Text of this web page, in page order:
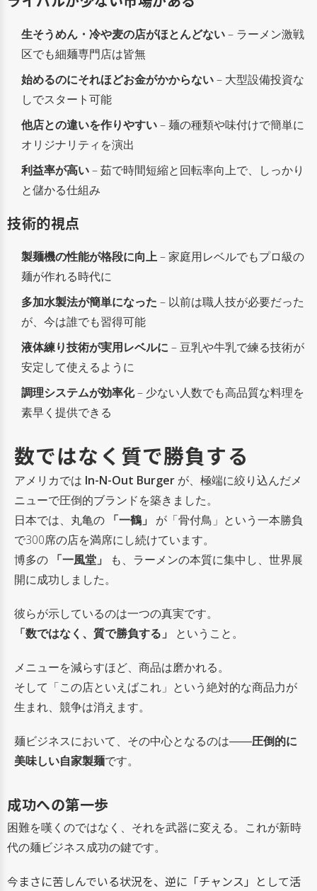
生そうめん・冷や麦の店がほとんどない– ラーメン激戦
区でも細麺専門店は皆無
始めるのにそれほどお金がかからない– 大型設備投資な
しでスタート可能
他店との違いを作りやすい– 麺の種類や味付けで簡単に
オリジナリティを演出
利益率が高い– 茹で時間短縮と回転率向上で、しっかり
と儲かる仕組み
技術的視点
製麺機の性能が格段に向上– 家庭用レベルでもプロ級の
麺が作れる時代に
多加水製法が簡単になった – 以前は職人技が必要だった
が、今は誰でも習得可能
液体練り技術が実用レベルに – 豆乳や牛乳で練る技術が
安定して使えるように
調理システムが効率化– 少ない人数でも高品質な料理を
素早く提供できる
数ではなく質で勝負する
アメリカでは In-N-Out Burger が、極端に絞り込んだメ
ニューで圧倒的ブランドを築きました。
日本では、丸亀の 「一鶴」
が「骨付鳥」という一本勝負
で300席の店を満席にし続けています。
博多の 「一風堂」
も、ラーメンの本質に集中し、世界展
開に成功しました。
彼らが示しているのは一つの真実です。
「数ではなく、質で勝負する」
ということ。
メニューを減らすほど、商品は磨かれる。
そして「この店といえばこれ」という絶対的な商品力が
生まれ、競争は消えます。
麺ビジネスにおいて、その中心となるのは――圧倒的に
美味しい自家製麺です。
成功への第一歩
困難を嘆くのではなく、それを武器に変える。これが新時
代の麺ビジネス成功の鍵です。
今まさに苦しんでいる状況を、逆に「チャンス」として活